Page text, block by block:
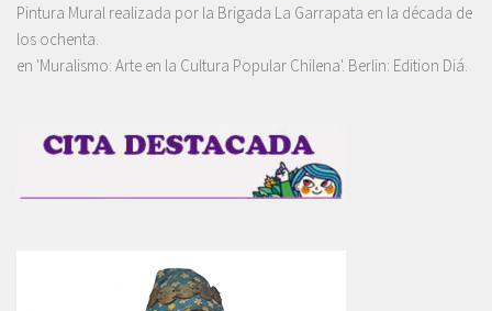
Pintura Mural realizada por la Brigada La Garrapata en la década de
los ochenta.
en 'Muralismo: Arte en la Cultura Popular Chilena'. Berlin: Edition Diá.